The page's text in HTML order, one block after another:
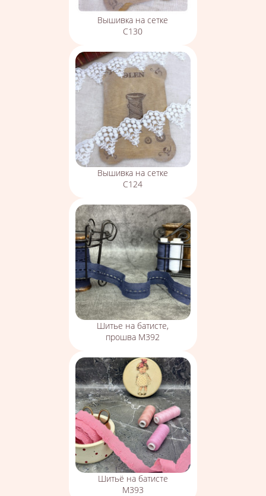
Вышивка на сетке
С130
Вышивка на сетке
С124
Шитье на батисте,
прошва М392
Шитьё на батисте
М393